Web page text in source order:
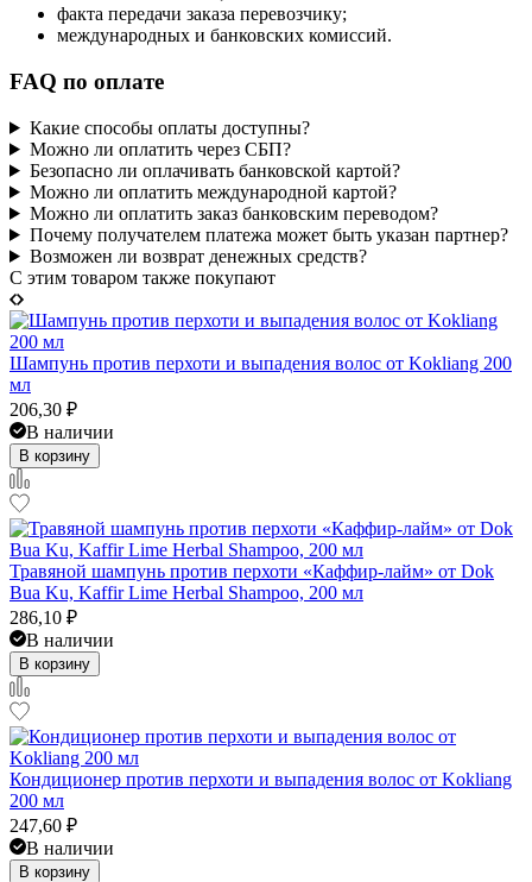
факта передачи заказа перевозчику;
международных и банковских комиссий.
FAQ по оплате
Какие способы оплаты доступны?
Можно ли оплатить через СБП?
Безопасно ли оплачивать банковской картой?
Можно ли оплатить международной картой?
Можно ли оплатить заказ банковским переводом?
Почему получателем платежа может быть указан партнер?
Возможен ли возврат денежных средств?
C этим товаром также покупают
Шампунь против перхоти и выпадения волос от Kokliang 200
мл
206,30 ₽
В наличии
В корзину
Травяной шампунь против перхоти «Каффир-лайм» от Dok
Bua Ku, Kaffir Lime Herbal Shampoo, 200 мл
286,10 ₽
В наличии
В корзину
Кондиционер против перхоти и выпадения волос от Kokliang
200 мл
247,60 ₽
В наличии
В корзину